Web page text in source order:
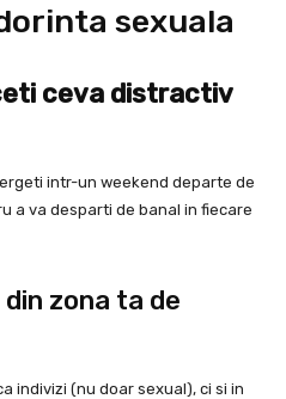
sexuala
ceva distractiv
intr-un weekend departe de
a va desparti de banal in fiecare
zona ta de
indivizi (nu doar sexual), ci si in